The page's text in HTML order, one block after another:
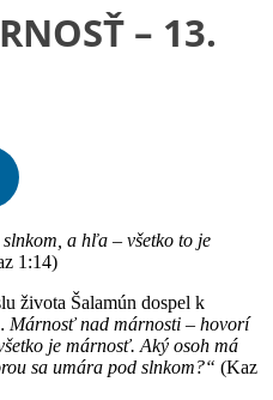
– 13.
a hľa – všetko to je
1:14)
života Šalamún dospel k
Márnosť nad márnosti – hovorí
je márnosť. Aký osoh má
sa umára pod slnkom?“ (Kaz